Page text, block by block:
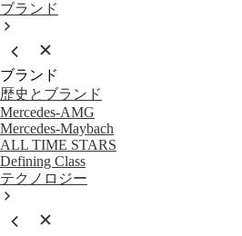
ブランド
ブランド
歴史とブランド
Mercedes-AMG
Mercedes-Maybach
ALL TIME STARS
Defining Class
テクノロジー